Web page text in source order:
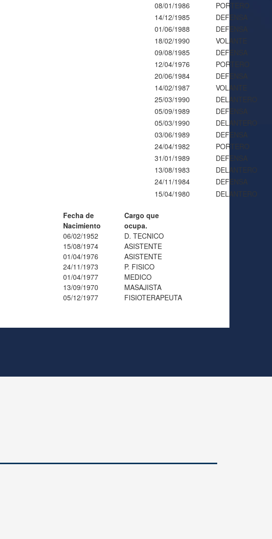
08/01/1986
PORTERO
14/12/1985
DEFENSA
01/06/1988
DEFENSA
18/02/1990
VOLANTE
09/08/1985
DEFENSA
12/04/1976
PORTERO
20/06/1984
DEFENSA
14/02/1987
VOLANTE
25/03/1990
DELANTERO
05/09/1989
DEFENSA
05/03/1990
DELANTERO
03/06/1989
DEFENSA
24/04/1982
PORTERO
31/01/1989
DEFENSA
13/08/1983
DELANTERO
24/11/1984
DEFENSA
15/04/1980 DELANTERO
Fecha de
Nacimiento
Cargo que
ocupa.
06/02/1952
D. TECNICO
15/08/1974
ASISTENTE
01/04/1976
ASISTENTE
24/11/1973
P. FISICO
01/04/1977
MEDICO
13/09/1970
MASAJISTA
05/12/1977 FISIOTERAPEUTA